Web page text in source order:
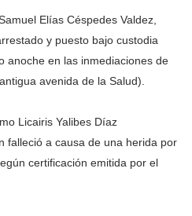
Elías Céspedes Valdez,
y puesto bajo custodia
anoche en las inmediaciones de
avenida de la Salud).
Licairis Yalibes Díaz
falleció a causa de una herida por
certificación emitida por el